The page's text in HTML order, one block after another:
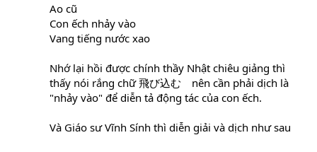
Ao cũ
Con ếch nhảy vào
Vang tiếng nước xao
Nhớ lại hồi được chính thầy Nhật chiêu giảng thì
thấy nói rắng chữ 飛び込む nên cần phải dịch là
"nhảy vào" để diễn tả động tác của con ếch.
Và Giáo sư Vĩnh Sính thì diễn giải và dịch như sau